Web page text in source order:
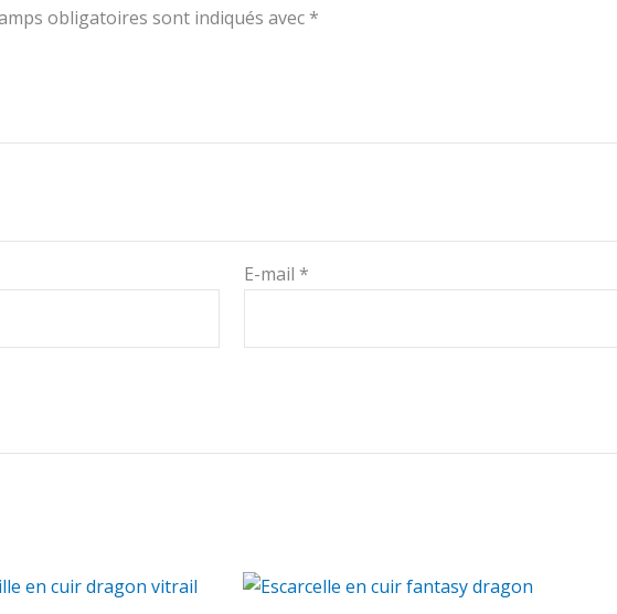
obligatoires sont indiqués avec *
E-mail *
Plage
Ce